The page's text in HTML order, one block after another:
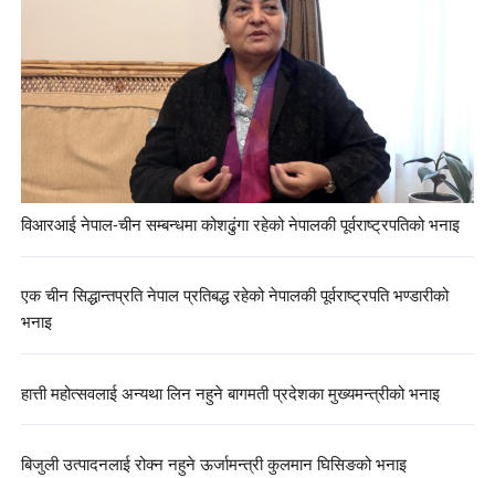
विआरआई नेपाल-चीन सम्बन्धमा कोशढुंगा रहेको नेपालकी पूर्वराष्ट्रपतिको भनाइ
एक चीन सिद्धान्तप्रति नेपाल प्रतिबद्ध रहेको नेपालकी पूर्वराष्ट्रपति भण्डारीको
भनाइ
हात्ती महोत्सवलाई अन्यथा लिन नहुने बागमती प्रदेशका मुख्यमन्त्रीको भनाइ
बिजुली उत्पादनलाई रोक्न नहुने ऊर्जामन्त्री कुलमान घिसिङको भनाइ